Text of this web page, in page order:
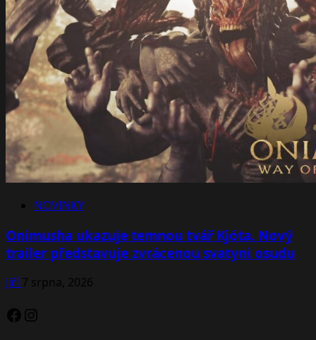
NOVINKY
Onimusha ukazuje temnou tvář Kjóta. Nový
trailer představuje zvrácenou svatyni osudu
Jiří7 srpna, 2026
Facebook
Instagram